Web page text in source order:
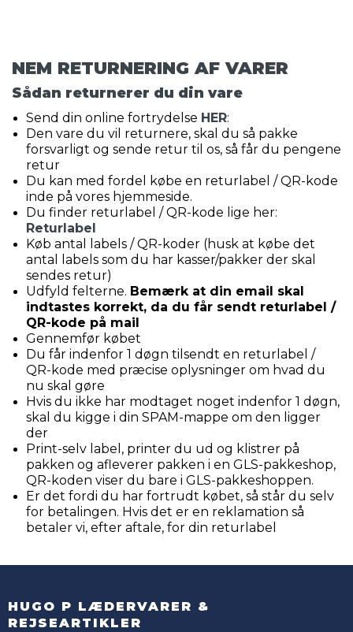
NEM RETURNERING AF VARER
Sådan returnerer du din vare
Send din online fortrydelse HER:
Den vare du vil returnere, skal du så pakke
forsvarligt og sende retur til os, så får du pengene
retur
Du kan med fordel købe en returlabel / QR-kode
inde på vores hjemmeside.
Du finder returlabel / QR-kode lige her:
Returlabel
Køb antal labels / QR-koder (husk at købe det
antal labels som du har kasser/pakker der skal
sendes retur)
Udfyld felterne. Bemærk at din email skal
indtastes korrekt, da du får sendt returlabel /
QR-kode på mail
Gennemfør købet
Du får indenfor 1 døgn tilsendt en returlabel /
QR-kode med præcise oplysninger om hvad du
nu skal gøre
Hvis du ikke har modtaget noget indenfor 1 døgn,
skal du kigge i din SPAM-mappe om den ligger
der
Print-selv label, printer du ud og klistrer på
pakken og afleverer pakken i en GLS-pakkeshop,
QR-koden viser du bare i GLS-pakkeshoppen.
Er det fordi du har fortrudt købet, så står du selv
for betalingen. Hvis det er en reklamation så
betaler vi, efter aftale, for din returlabel
HUGO P LÆDERVARER &
REJSEARTIKLER